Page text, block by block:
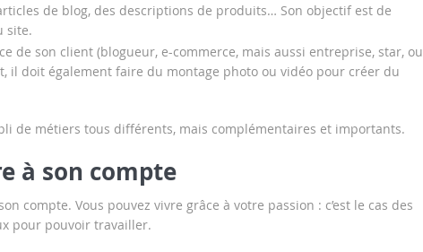
de blog, des descriptions de produits… Son objectif est de
site.
de son client (blogueur, e-commerce, mais aussi entreprise, star, ou
il doit également faire du montage photo ou vidéo pour créer du
de métiers tous différents, mais complémentaires et importants.
à son compte
compte. Vous pouvez vivre grâce à votre passion : c’est le cas des
pour pouvoir travailler.